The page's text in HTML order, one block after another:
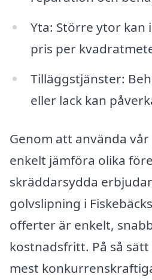
Yta: Större ytor kan
pris per
Tilläggstjänster:
eller lack kan
Genom att använda
enkelt jämföra olika
skräddarsydda
golvslipning i
offerter är enkelt,
kostnadsfritt. På så
mest